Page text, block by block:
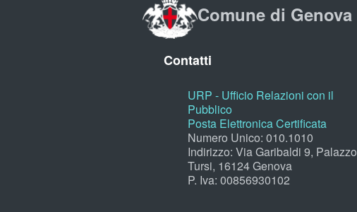
Comune di Genova
Contatti
URP - Ufficio Relazioni con il
Pubblico
Posta Elettronica Certificata
Numero Unico: 010.1010
Indirizzo: Via Garibaldi 9, Palazzo
Tursi, 16124 Genova
P. Iva: 00856930102